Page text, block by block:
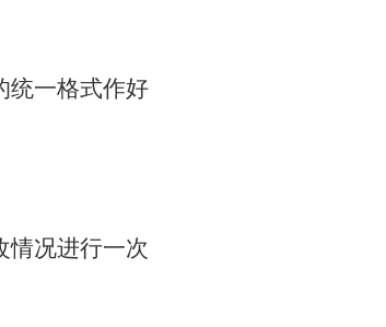
统一格式作好
情况进行一次